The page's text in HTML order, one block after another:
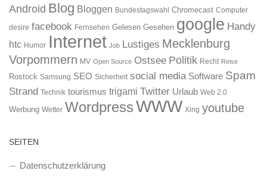
Android Blog Bloggen Bundestagswahl Chromecast Computer
desire facebook Fernsehen Gelesen Gesehen google Handy
htc Humor Internet Job Lustiges Mecklenburg
Vorpommern MV Open Source Ostsee Politik Recht Reise
Rostock Samsung SEO Sicherheit social media Software Spam
Strand Technik tourismus trigami Twitter Urlaub Web 2.0
Werbung Wetter WordpressWWW Xing youtube
SEITEN
Datenschutzerklärung